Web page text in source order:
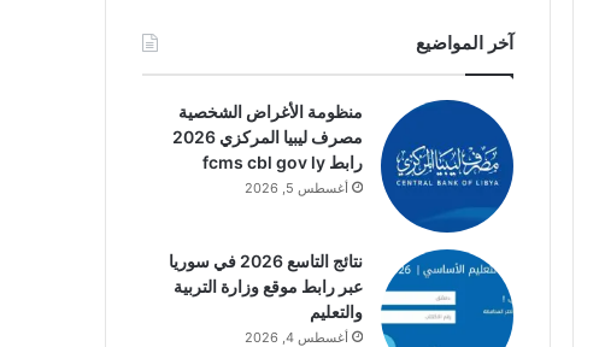
آخر المواضيع
منظومة الأغراض الشخصية
مصرف ليبيا المركزي 2026
رابط fcms cbl gov ly
أغسطس 5, 2026
نتائج التاسع 2026 في سوريا
عبر رابط موقع وزارة التربية
والتعليم
أغسطس 4, 2026